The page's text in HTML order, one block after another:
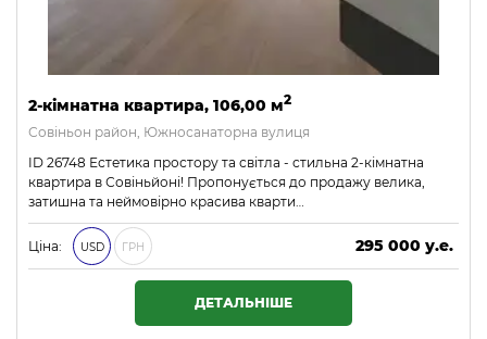
2-кімнатна квартира, 106,00 м2
Совіньон район, Южносанаторна вулиця
ID 26748 Естетика простору та світла - стильна 2-кімнатна
квартира в Совіньйоні! Пропонується до продажу велика,
затишна та неймовірно красива кварти…
Ціна: USD ГРН
295 000 у.е.
12 685 000 ₴
ДЕТАЛЬНІШЕ